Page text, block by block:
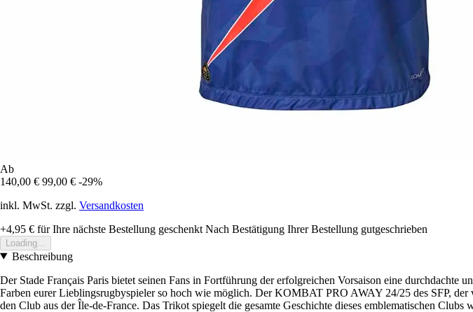
Ab
140,00 € 99,00 € -29%
inkl. MwSt. zzgl. Versandkosten
+4,95 € für Ihre nächste Bestellung geschenkt Nach Bestätigung Ihrer Bestellung gutgeschrieben
Loading...
Beschreibung
Der Stade Français Paris bietet seinen Fans in Fortführung der erfolgreichen Vorsaison eine
Farben eurer Lieblingsrugbyspieler so hoch wie möglich. Der KOMBAT PRO AWAY 24/25 des SFP,
den Club aus der Île-de-France. Das Trikot spiegelt die gesamte Geschichte dieses emblematischen